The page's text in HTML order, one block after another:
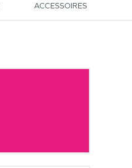
ACCESSOIRES